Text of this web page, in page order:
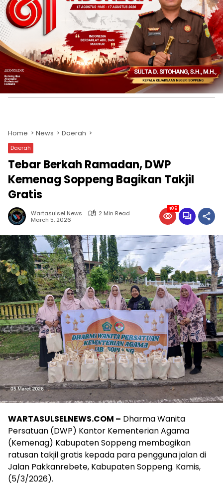
Home News Daerah
Daerah
Tebar Berkah Ramadan, DWP
Kemenag Soppeng Bagikan Takjil
Gratis
Wartasulsel News
2 Min Read
March 5, 2026
409
WARTASULSELNEWS.COM – Dharma Wanita
Persatuan (DWP) Kantor Kementerian Agama
(Kemenag) Kabupaten Soppeng membagikan
ratusan takjil gratis kepada para pengguna jalan di
Jalan Pakkanrebete, Kabupaten Soppeng. Kamis,
(5/3/2026).